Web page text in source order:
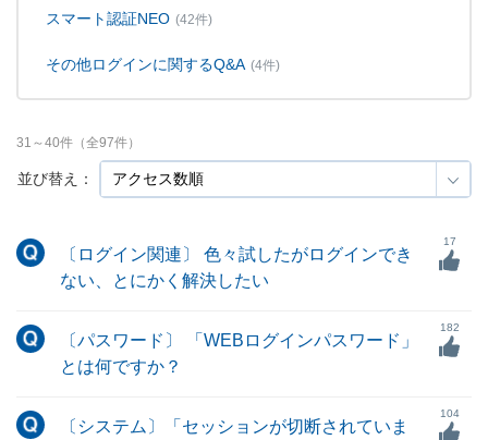
スマート認証NEO (42件)
その他ログインに関するQ&A (4件)
並び替え：
31 ～40件（全97件）
〔ログイン関連〕 色々試したがログインでき
ない、とにかく解決したい
17
〔パスワード〕 「WEBログインパスワード」
とは何ですか？
182
〔システム〕「セッションが切断されていま
104